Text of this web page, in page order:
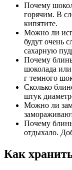
Почему
горячим. В
кипятите.
Можно ли
будут очень
сахарную
Почему
шоколада
г темного
Сколько
штук
Можно ли
Почему
отдыхало.
Как